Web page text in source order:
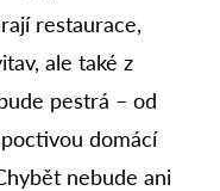
restaurace,
ale také z
pestrá – od
domácí
nebude ani